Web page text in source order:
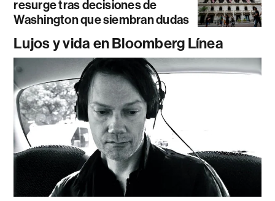
resurge tras decisiones de
Washington que siembran dudas
Lujos y vida en Bloomberg Línea